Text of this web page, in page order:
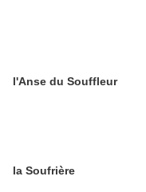
l'Anse du Souffleur
la Soufrière